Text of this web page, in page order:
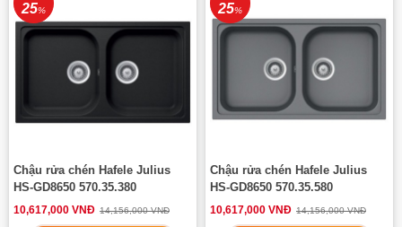
25%
Chậu rửa chén Hafele Julius
HS-GD8650 570.35.380
10,617,000 VNĐ 14,156,000 VNĐ
25%
Chậu rửa chén Hafele Julius
HS-GD8650 570.35.580
10,617,000 VNĐ 14,156,000 VNĐ